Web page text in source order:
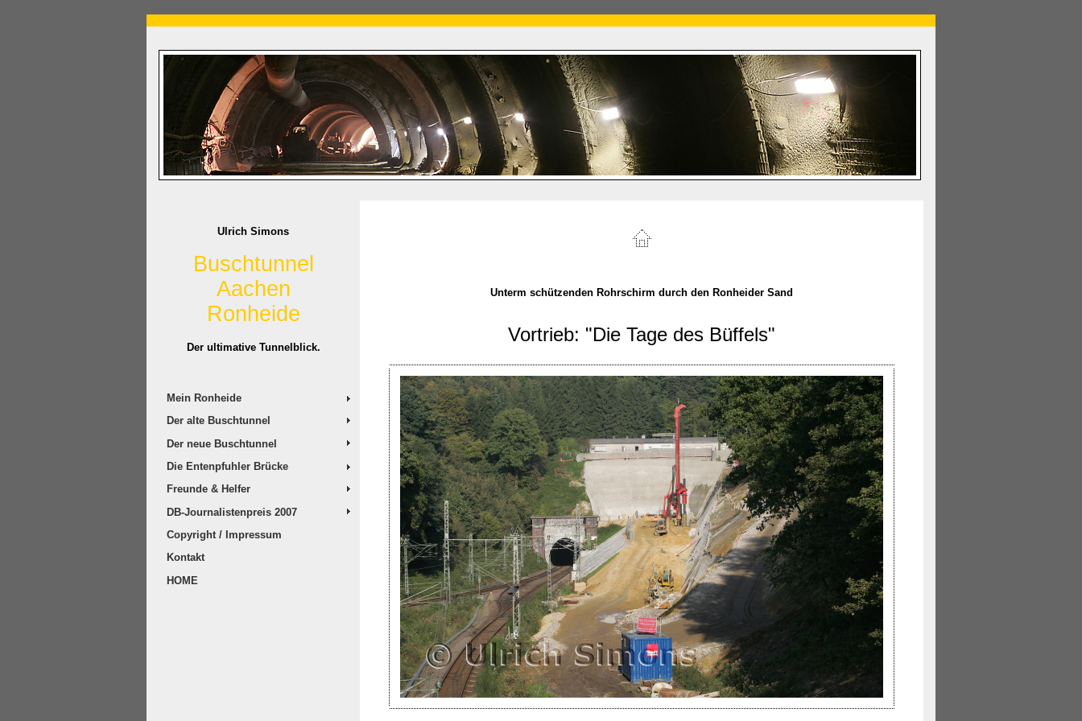
Ulrich Simons
Buschtunnel
Aachen
Ronheide
Der ultimative Tunnelblick.
Mein Ronheide
Der alte Buschtunnel
Der neue Buschtunnel
Die Entenpfuhler Brücke
Freunde & Helfer
DB-Journalistenpreis 2007
Copyright / Impressum
Kontakt
HOME
Unterm schützenden Rohrschirm durch den Ronheider Sand
Vortrieb: "Die Tage des Büffels"